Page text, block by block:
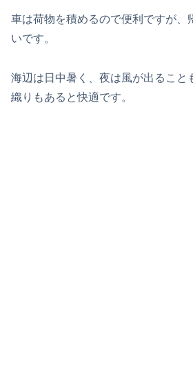
車は荷物を積めるので便利ですが、
いです。
海辺は日中暑く、夜は風が出ること
織りもあると快適です。